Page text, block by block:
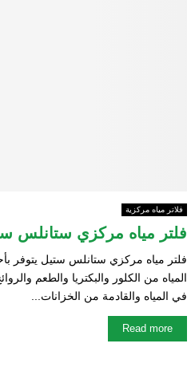
فلاتر مياه مركزية
فلتر مياه مركزي ستانلس
فلتر مياه مركزي ستانلس ستيل يتوفر
المياه من الكلور والبكتريا والطعم
في المياه والقادمة من الخزانات...
Read more